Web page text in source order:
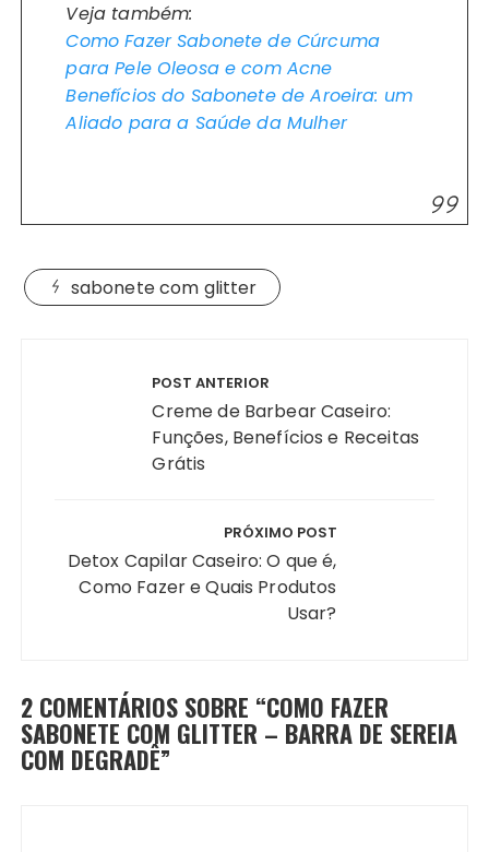
Veja também:
Como Fazer Sabonete de Cúrcuma
para Pele Oleosa e com Acne
Benefícios do Sabonete de Aroeira: um
Aliado para a Saúde da Mulher
sabonete com glitter
POST ANTERIOR
Creme de Barbear Caseiro:
Funções, Benefícios e Receitas
Grátis
PRÓXIMO POST
Detox Capilar Caseiro: O que é,
Como Fazer e Quais Produtos
Usar?
2 COMENTÁRIOS SOBRE “COMO FAZER
SABONETE COM GLITTER – BARRA DE SEREIA
COM DEGRADÊ”